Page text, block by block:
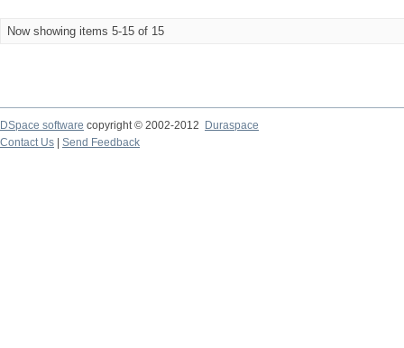
Now showing items 5-15 of 15
DSpace software copyright © 2002-2012
Duraspace
Contact Us
Send Feedback